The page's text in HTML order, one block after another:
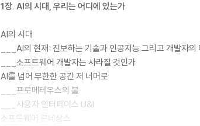
1장. AI의 시대, 우리는 어디에 있는가
AI의 시대
___AI의 현재: 진보하는 기술과 인공지능 그리고 개발자의
___소프트웨어 개발자는 사라질 것인가
AI를 넘어 무한한 공간 저 너머로
___프로메테우스의 불
___사용자 인터페이스 U&I
소프트웨어 르네상스